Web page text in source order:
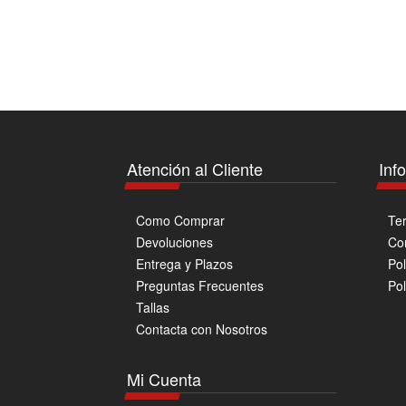
página
Atención al Cliente
Como Comprar
Devoluciones
Entrega y Plazos
Preguntas Frecuentes
Tallas
Contacta con Nosotros
Mi Cuenta